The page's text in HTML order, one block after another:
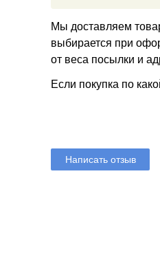
Мы доставляем
выбирается при
от веса посылки и
Если покупка по
Написать отзыв